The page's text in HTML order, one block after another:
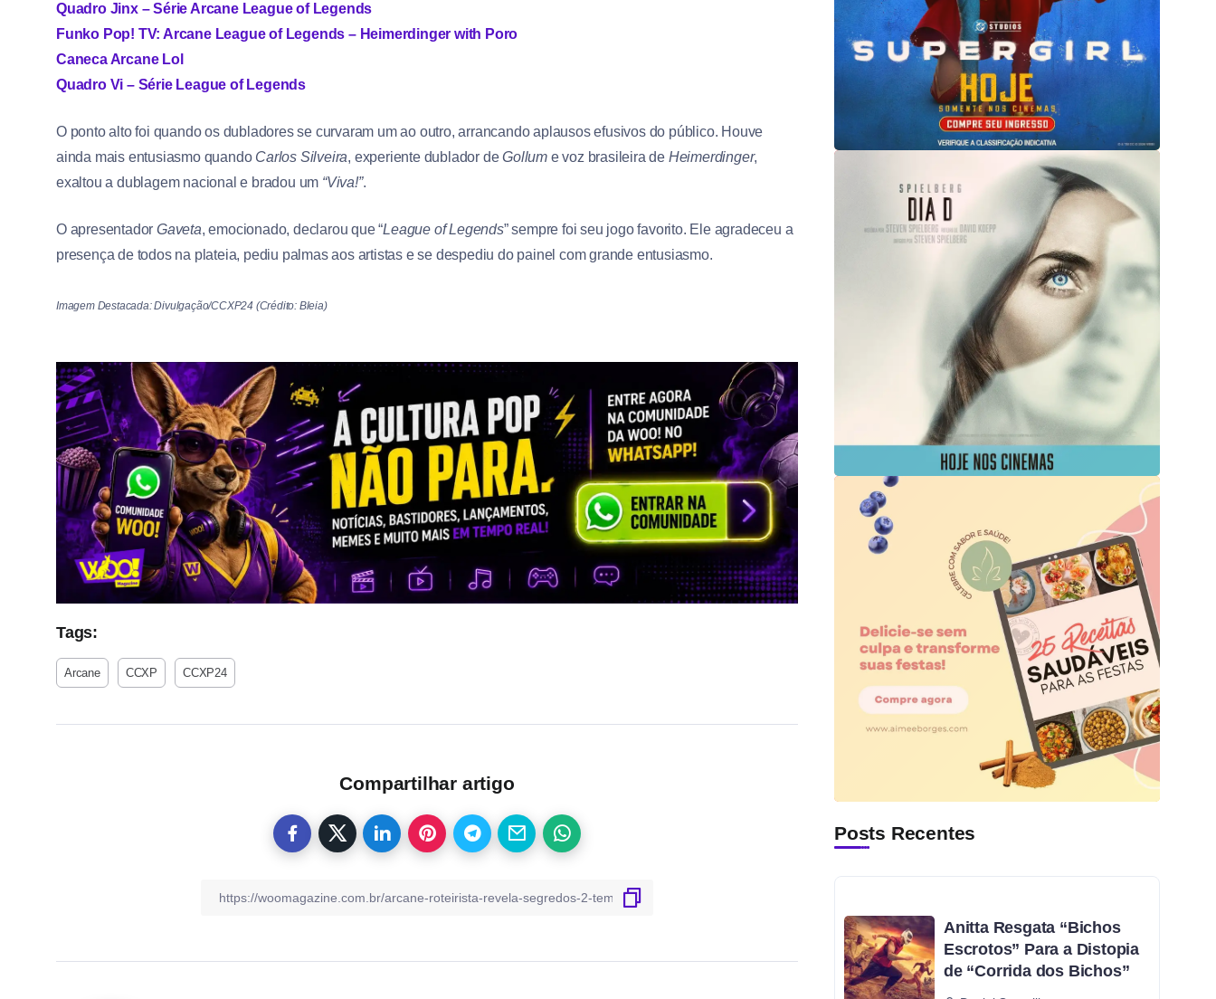
Quadro Jinx – Série Arcane League of Legends
Funko Pop! TV: Arcane League of Legends – Heimerdinger with Poro
Caneca Arcane Lol
Quadro Vi – Série League of Legends
O ponto alto foi quando os dubladores se curvaram um ao outro, arrancando aplausos efusivos do público. Houve
ainda mais entusiasmo quando Carlos Silveira, experiente dublador deGollum e voz brasileira de Heimerdinger,
exaltou a dublagem nacional e bradou um “Viva!”.
O apresentador Gaveta, emocionado, declarou que “League of Legends” sempre foi seu jogo favorito. Ele agradeceu a
presença de todos na plateia, pediu palmas aos artistas e se despediu do painel com grande entusiasmo.
Imagem Destacada: Divulgação/CCXP24 (Crédito: Bleia)
Tags:
Arcane CCXP CCXP24
Compartilhar artigo
Posts Recentes
Anitta Resgata “Bichos
Escrotos” Para a Distopia
de “Corrida dos Bichos”